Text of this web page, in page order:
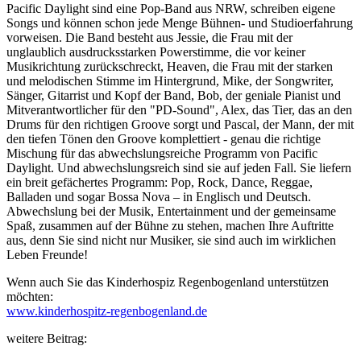
Pacific Daylight sind eine Pop-Band aus NRW, schreiben eigene
Songs und können schon jede Menge Bühnen- und Studioerfahrung
vorweisen. Die Band besteht aus Jessie, die Frau mit der
unglaublich ausdrucksstarken Powerstimme, die vor keiner
Musikrichtung zurückschreckt, Heaven, die Frau mit der starken
und melodischen Stimme im Hintergrund, Mike, der Songwriter,
Sänger, Gitarrist und Kopf der Band, Bob, der geniale Pianist und
Mitverantwortlicher für den "PD-Sound", Alex, das Tier, das an den
Drums für den richtigen Groove sorgt und Pascal, der Mann, der mit
den tiefen Tönen den Groove komplettiert - genau die richtige
Mischung für das abwechslungsreiche Programm von Pacific
Daylight. Und abwechslungsreich sind sie auf jeden Fall. Sie liefern
ein breit gefächertes Programm: Pop, Rock, Dance, Reggae,
Balladen und sogar Bossa Nova – in Englisch und Deutsch.
Abwechslung bei der Musik, Entertainment und der gemeinsame
Spaß, zusammen auf der Bühne zu stehen, machen Ihre Auftritte
aus, denn Sie sind nicht nur Musiker, sie sind auch im wirklichen
Leben Freunde!
Wenn auch Sie das Kinderhospiz Regenbogenland unterstützen
möchten:
www.kinderhospitz-regenbogenland.de
weitere Beitrag: